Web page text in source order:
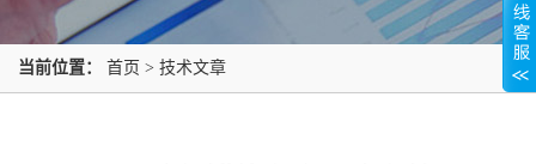
当前位置： 首页 > 技术文章